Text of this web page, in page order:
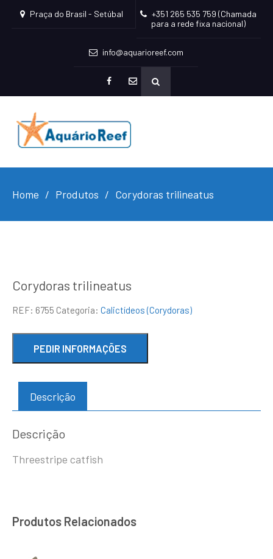
Praça do Brasil - Setúbal
+351 265 535 759 (Chamada
para a rede fixa nacional)
info@aquarioreef.com
mailto
Home Produtos Corydoras trilineatus
Corydoras trilineatus
REF: 6755 Categoria: Calictídeos (Corydoras)
Descrição
Descrição
Threestripe catfish
Produtos Relacionados